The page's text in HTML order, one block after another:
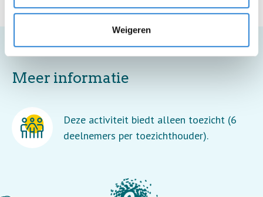
Weigeren
Meer informatie
Deze activiteit biedt alleen toezicht (6
deelnemers per toezichthouder).